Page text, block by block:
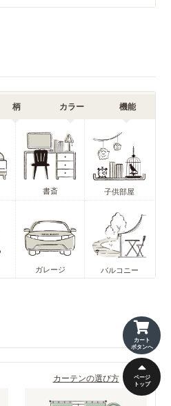
柄 カラー 機能
書斎 子供部屋
ガレージ バルコニー
カーテンの選び方
カート
ボタンへ
ページ
トップ